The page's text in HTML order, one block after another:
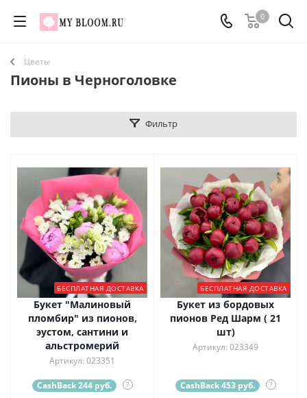
0
Цветы
Пионы в Черноголовке
Фильтр
БЕСПЛАТНАЯ ДОСТАВКА
Букет "Малиновый
пломбир" из пионов,
эустом, сантини и
альстромерий
Артикул: 023351
CashBack 244 руб. ?
БЕСПЛАТНАЯ ДОСТАВКА
Букет из бордовых
пионов Ред Шарм ( 21
шт)
Артикул: 023349
CashBack 453 руб. ?